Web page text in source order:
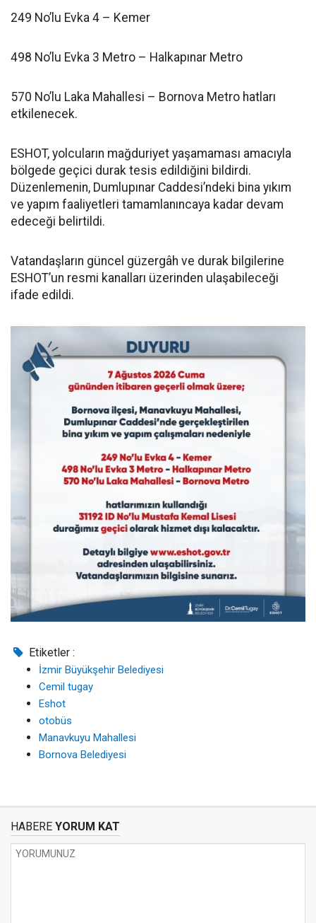
249 No’lu Evka 4 – Kemer
498 No’lu Evka 3 Metro – Halkapınar Metro
570 No’lu Laka Mahallesi – Bornova Metro hatları
etkilenecek.
ESHOT, yolcuların mağduriyet yaşamaması amacıyla
bölgede geçici durak tesis edildiğini bildirdi.
Düzenlemenin, Dumlupınar Caddesi’ndeki bina yıkım
ve yapım faaliyetleri tamamlanıncaya kadar devam
edeceği belirtildi.
Vatandaşların güncel güzergâh ve durak bilgilerine
ESHOT’un resmi kanalları üzerinden ulaşabileceği
ifade edildi.
Etiketler :
İzmir Büyükşehir Belediyesi
Cemil tugay
Eshot
otobüs
Manavkuyu Mahallesi
Bornova Belediyesi
HABERE YORUM KAT